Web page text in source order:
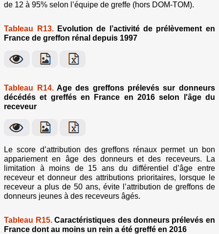
de 12 à 95% selon l’équipe de greffe (hors DOM-TOM).
Tableau R13.Evolution de l’activité de prélèvement en
France de greffon rénal depuis 1997
Tableau R14.Age des greffons prélevés sur donneurs
décédés et greffés en France en 2016 selon l'âge du
receveur
Le score d’attribution des greffons rénaux permet un bon
appariement en âge des donneurs et des receveurs. La
limitation à moins de 15 ans du différentiel d’âge entre
receveur et donneur des attributions prioritaires, lorsque le
receveur a plus de 50 ans, évite l’attribution de greffons de
donneurs jeunes à des receveurs âgés.
Tableau R15.Caractéristiques des donneurs prélevés en
France dont au moins un rein a été greffé en 2016